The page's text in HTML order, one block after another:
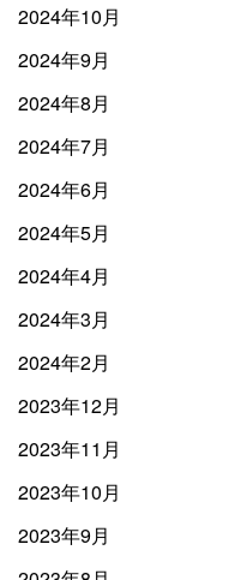
2024年10月
2024年9月
2024年8月
2024年7月
2024年6月
2024年5月
2024年4月
2024年3月
2024年2月
2023年12月
2023年11月
2023年10月
2023年9月